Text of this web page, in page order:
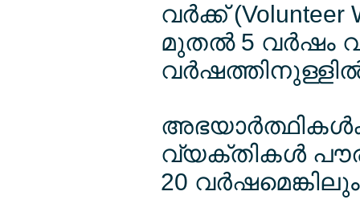
വര്‍ക്ക്
മുതല്‍ 5 വര്‍ഷം
വ്യക്തികള്‍
20